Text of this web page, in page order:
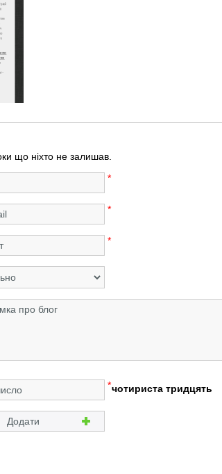
що ніхто не залишав.
*
*
*
*чотириста тридцять